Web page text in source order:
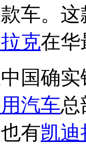
车。
克在华
确实
汽车总
有凯迪